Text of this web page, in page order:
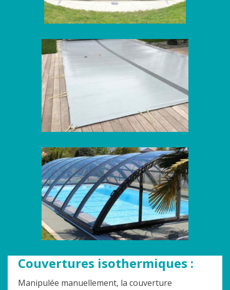
Couvertures isothermiques :
Manipulée manuellement, la couverture